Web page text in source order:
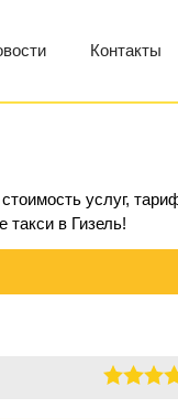
Контакты
услуг,
такси в Гизель!